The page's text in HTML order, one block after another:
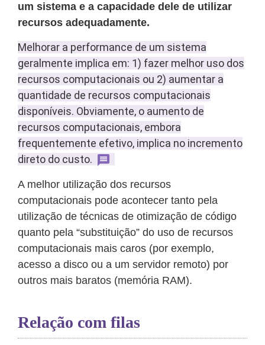
um sistema e a capacidade dele de utilizar
recursos adequadamente.
Melhorar a performance de um sistema
geralmente implica em: 1) fazer melhor uso dos
recursos computacionais ou 2) aumentar a
quantidade de recursos computacionais
disponíveis. Obviamente, o aumento de
recursos computacionais, embora
frequentemente efetivo, implica no incremento
direto do custo.
A melhor utilização dos recursos
computacionais pode acontecer tanto pela
utilização de técnicas de otimização de código
quanto pela “substituição” do uso de recursos
computacionais mais caros (por exemplo,
acesso a disco ou a um servidor remoto) por
outros mais baratos (memória RAM).
Relação com filas